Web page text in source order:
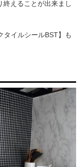
終えることが出来まし
タイルシールBST】も